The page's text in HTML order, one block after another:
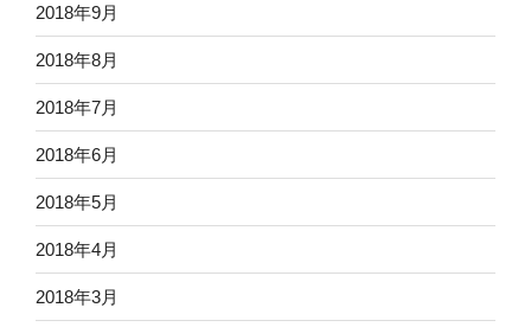
2018年9月
2018年8月
2018年7月
2018年6月
2018年5月
2018年4月
2018年3月